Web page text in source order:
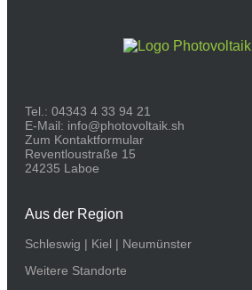
Tel.: 04343 4 33 94 21
E-Mail: info@photovoltaik.sh
Zum Kontaktformular
Reventloustraße 15
24235 Laboe
Aus der Region
Schleswig | Kiel | Neumünster
Weitere Standorte